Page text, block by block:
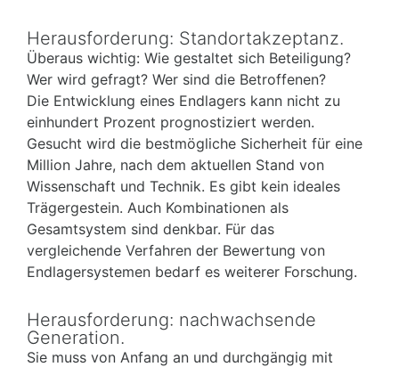
Herausforderung: Standortakzeptanz.
Überaus wichtig: Wie gestaltet sich Beteiligung?
Wer wird gefragt? Wer sind die Betroffenen?
Die Entwicklung eines Endlagers kann nicht zu
einhundert Prozent prognostiziert werden.
Gesucht wird die bestmögliche Sicherheit für eine
Million Jahre, nach dem aktuellen Stand von
Wissenschaft und Technik. Es gibt kein ideales
Trägergestein. Auch Kombinationen als
Gesamtsystem sind denkbar. Für das
vergleichende Verfahren der Bewertung von
Endlagersystemen bedarf es weiterer Forschung.
Herausforderung: nachwachsende
Generation.
Sie muss von Anfang an und durchgängig mit